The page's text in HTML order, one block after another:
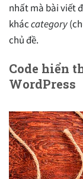
nhất mà bài viết
kháccategory
chủ đề.
Code hiển
WordPress